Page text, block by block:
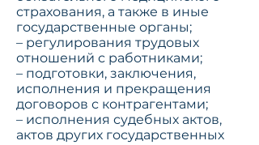
страхования, а также в иные
государственные органы;
– регулирования трудовых
отношений с работниками;
– подготовки, заключения,
исполнения и прекращения
договоров с контрагентами;
– исполнения судебных актов,
актов других государственных